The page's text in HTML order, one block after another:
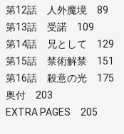
第12話 人外魔境 89
第13話 受諾 109
第14話 兄として 129
第15話 禁術解禁 151
第16話 殺意の光 175
奥付 203
EXTRA PAGES 205